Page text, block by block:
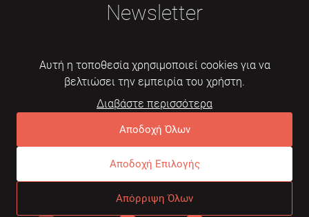
Newsletter
Εγγραφή
Συχνές ερωτήσειςΌροι χρήσης
Αυτή η τοποθεσία χρησιμοποιεί cookies για να
βελτιώσει την εμπειρία του χρήστη.
Διαβάστε περισσότερα
Αποδοχή Όλων
Αποδοχή Επιλογής
Απόρριψη Όλων